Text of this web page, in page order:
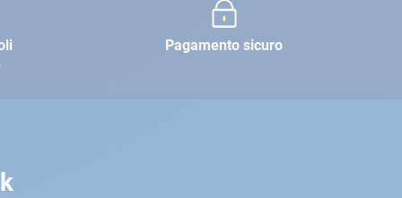
Pagamento sicuro